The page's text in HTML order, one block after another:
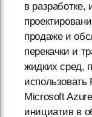
в разработке,
продаже и
перекачки и
жидких сред,
использовать
Microsoft
инициатив в